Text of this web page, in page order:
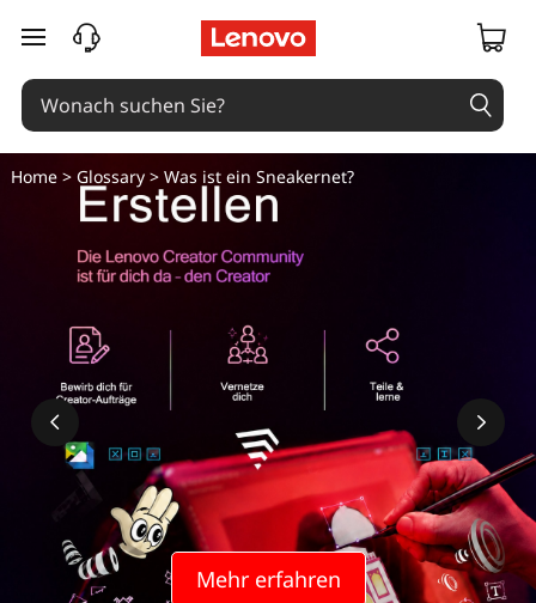
zum Hauptinhalt springen
Mehr erfahren
Home> Glossary> Was ist ein Sneakernet?